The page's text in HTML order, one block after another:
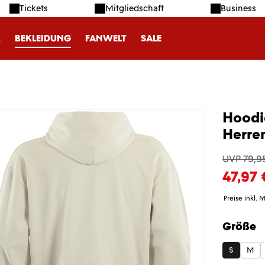
Tickets Mitgliedschaft Business
BEKLEIDUNG FANWELT SALE
UVP
47,97
Preise inkl.
Größe
S M